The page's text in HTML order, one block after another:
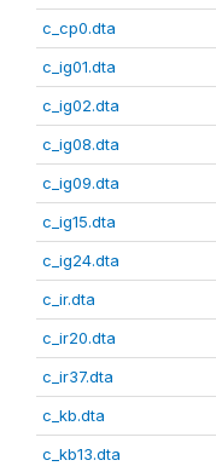
c_cp0.dta
c_ig01.dta
c_ig02.dta
c_ig08.dta
c_ig09.dta
c_ig15.dta
c_ig24.dta
c_ir.dta
c_ir20.dta
c_ir37.dta
c_kb.dta
c_kb13.dta